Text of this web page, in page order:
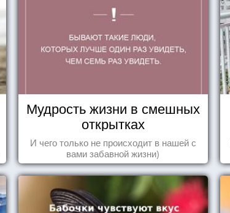
Мудрость жизни в смешных
открытках
И чего только не происходит в нашей с
вами забавной жизни)